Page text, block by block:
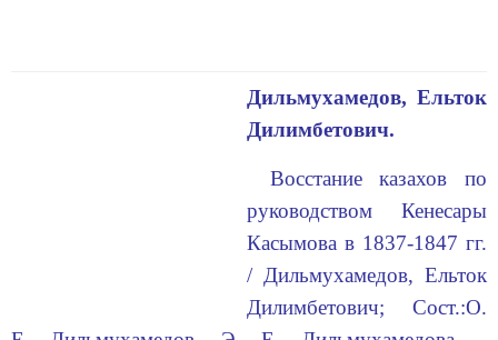
Дильмухамедов, Ельток
Дилимбетович.
Восстание казахов по
руководством Кенесары
Касымова в 1837-1847 гг.
/ Дильмухамедов, Ельток
Дилимбетович; Сост.:О.